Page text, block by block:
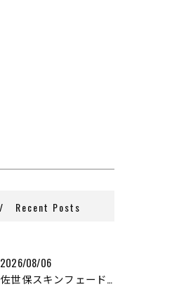
Recent Posts
2026/08/06
【佐世保スキンフェード】